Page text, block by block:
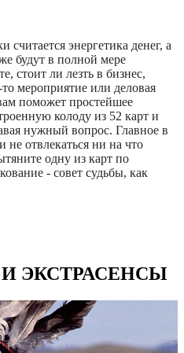
энергетика денег, а
будут в полной мере
стоит ли лезть в бизнес,
мероприятие или деловая
поможет простейшее
колоду из 52 карт и
нужный вопрос. Главное в
не отвлекаться ни на что
одну из карт по
- совет судьбы, как
ЭКСТРАСЕНСЫ